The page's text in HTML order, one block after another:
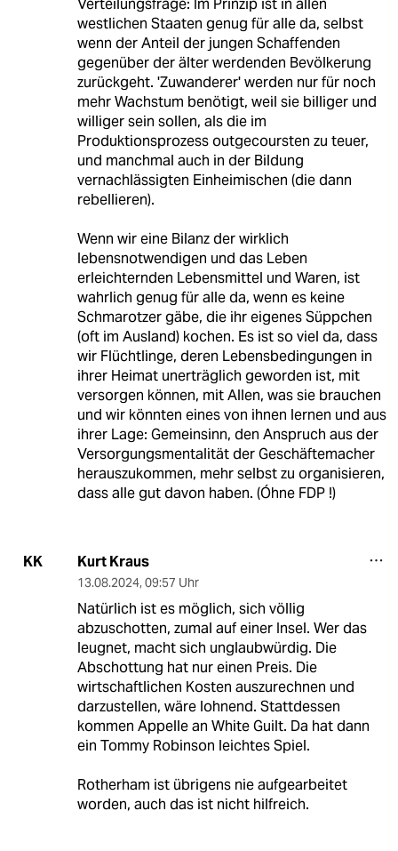
westlichen Staaten genug für alle da, selbst
wenn der Anteil der jungen Schaffenden
gegenüber der älter werdenden Bevölkerung
zurückgeht. 'Zuwanderer' werden nur für noch
mehr Wachstum benötigt, weil sie billiger und
williger sein sollen, als die im
Produktionsprozess outgecoursten zu teuer,
und manchmal auch in der Bildung
vernachlässigten Einheimischen (die dann
rebellieren).
Wenn wir eine Bilanz der wirklich
lebensnotwendigen und das Leben
erleichternden Lebensmittel und Waren, ist
wahrlich genug für alle da, wenn es keine
Schmarotzer gäbe, die ihr eigenes Süppchen
(oft im Ausland) kochen. Es ist so viel da, dass
wir Flüchtlinge, deren Lebensbedingungen in
ihrer Heimat unerträglich geworden ist, mit
versorgen können, mit Allen, was sie brauchen
und wir könnten eines von ihnen lernen und aus
ihrer Lage: Gemeinsinn, den Anspruch aus der
Versorgungsmentalität der Geschäftemacher
herauszukommen, mehr selbst zu organisieren,
dass alle gut davon haben. (Óhne FDP !)
KK Kurt Kraus
13.08.2024, 09:57 Uhr
Natürlich ist es möglich, sich völlig
abzuschotten, zumal auf einer Insel. Wer das
leugnet, macht sich unglaubwürdig. Die
Abschottung hat nur einen Preis. Die
wirtschaftlichen Kosten auszurechnen und
darzustellen, wäre lohnend. Stattdessen
kommen Appelle an White Guilt. Da hat dann
ein Tommy Robinson leichtes Spiel.
Rotherham ist übrigens nie aufgearbeitet
worden, auch das ist nicht hilfreich.